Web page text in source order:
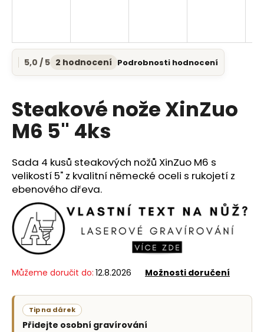
Průměrné
hodnocení
je
5,0
5
5,0 / 5 2 hodnocení Podrobnosti hodnocení
Steakové nože XinZuo
M6 5" 4ks
Sada 4 kusů steakových nožů XinZuo M6 s
velikostí 5" z kvalitní německé oceli s rukojetí z
ebenového dřeva.
Můžeme doručit do: 12.8.2026 Možnosti doručení
Tip na dárek
Přidejte osobní gravírování
í
?
HLEDAT
D
p
o
r
u
u
j
e
m